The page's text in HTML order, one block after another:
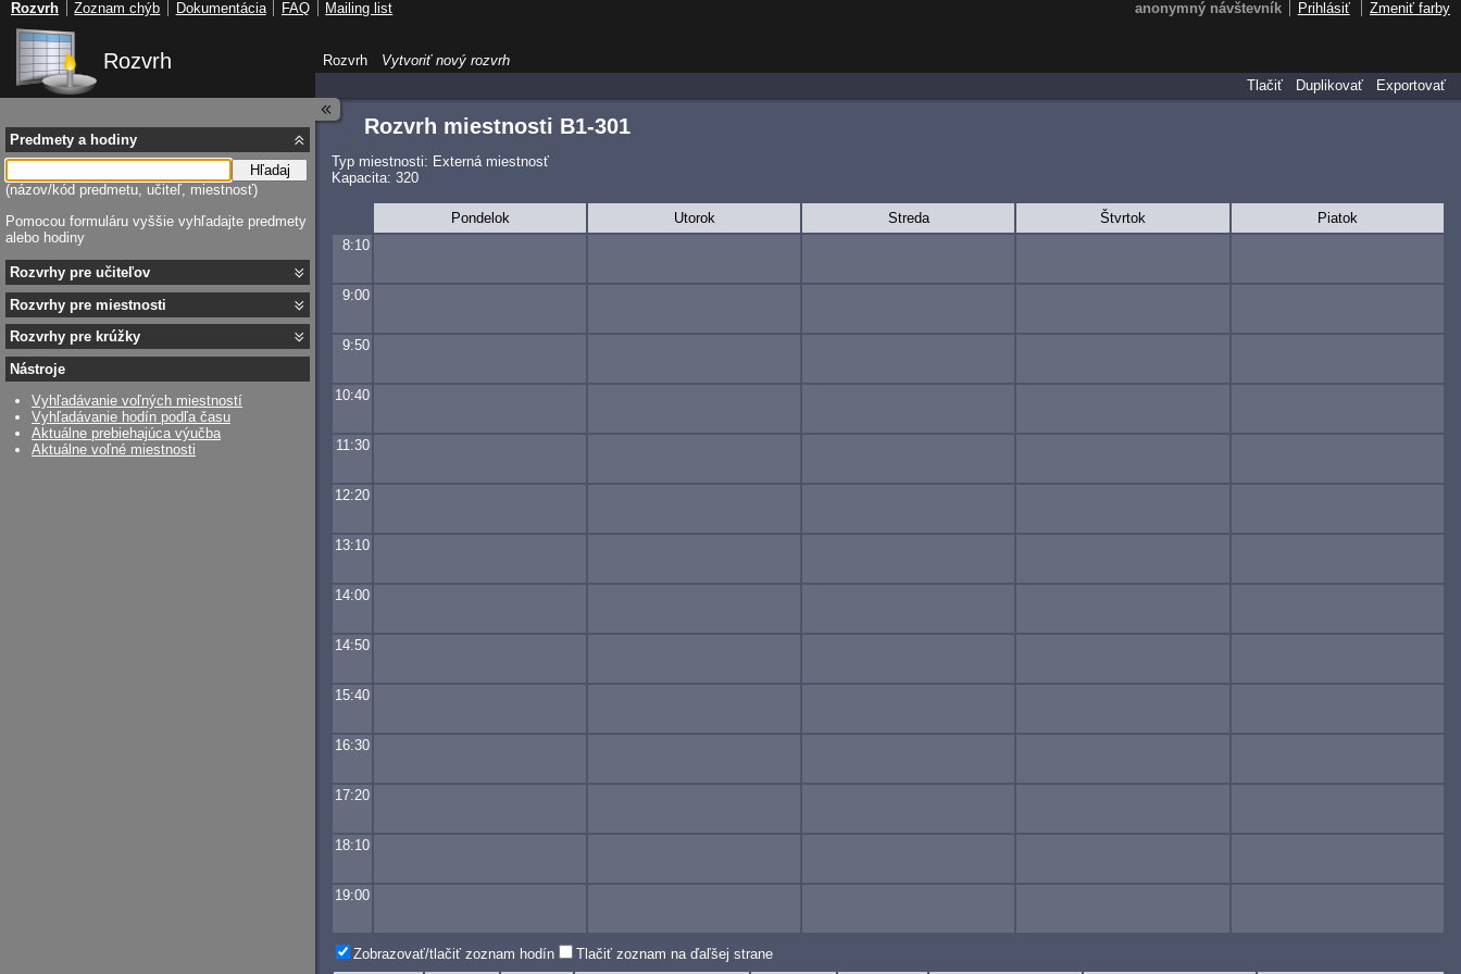
Rozvrh
Rozvrh miestnosti B1-301
Typ miestnosti: Externá miestnosť
Kapacita: 320
Pondelok Utorok Streda Štvrtok
Piatok
8:10
9:00
9:50
10:40
11:30
12:20
13:10
14:00
14:50
15:40
16:30
17:20
18:10
19:00
Zobrazovať/tlačiť zoznam hodín Tlačiť zoznam na ďaľšej strane
Predmety a hodiny
Hľadaj
(názov/kód predmetu, učiteľ, miestnosť)
Pomocou formuláru vyššie vyhľadajte predmety
alebo hodiny
Rozvrhy pre učiteľov
Rozvrhy pre miestnosti
Rozvrhy pre krúžky
Nástroje
Vyhľadávanie voľných miestností
Vyhľadávanie hodín podľa času
Aktuálne prebiehajúca výučba
Aktuálne voľné miestnosti
Rozvrh
Vytvoriť nový rozvrh
Tlačiť
Duplikovať Exportovať
anonymný návštevník Prihlásiť Zmeniť farby
Rozvrh Zoznam chýb Dokumentácia FAQ Mailing list